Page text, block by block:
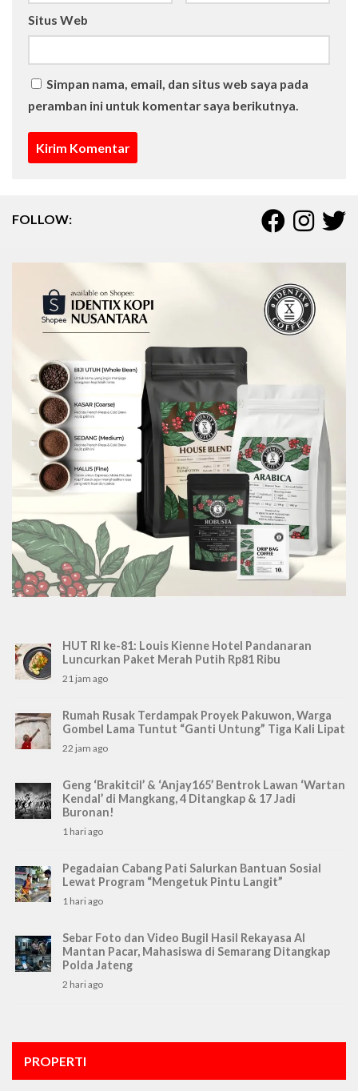
Situs Web
Simpan nama, email, dan situs web saya pada
peramban ini untuk komentar saya berikutnya.
FOLLOW:
HUT RI ke-81: Louis Kienne Hotel Pandanaran
Luncurkan Paket Merah Putih Rp81 Ribu
21 jam ago
Rumah Rusak Terdampak Proyek Pakuwon, Warga
Gombel Lama Tuntut “Ganti Untung” Tiga Kali Lipat
22 jam ago
Geng ‘Brakitcil’ & ‘Anjay165’ Bentrok Lawan ‘Wartan
Kendal’ di Mangkang, 4 Ditangkap & 17 Jadi
Buronan!
1 hari ago
Pegadaian Cabang Pati Salurkan Bantuan Sosial
Lewat Program “Mengetuk Pintu Langit”
1 hari ago
Sebar Foto dan Video Bugil Hasil Rekayasa AI
Mantan Pacar, Mahasiswa di Semarang Ditangkap
Polda Jateng
2 hari ago
PROPERTI